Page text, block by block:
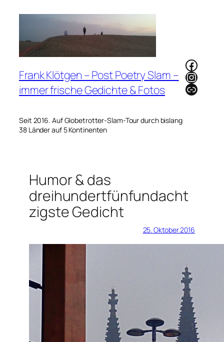
Frank Klötgen – Post Poetry Slam –
immer frische Gedichte & Fotos
Seit 2016. Auf Globetrotter-Slam-Tour durch bislang
38 Länder auf 5 Kontinenten
Link
Humor & das
dreihundertfünfundacht
zigste Gedicht
25. Oktober 2016